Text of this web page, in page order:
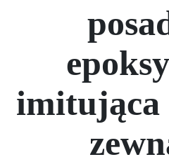
imitująca